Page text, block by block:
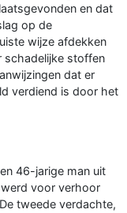
en dat
op de
wijze afdekken
schadelijke stoffen
dat er
verdiend is door het
46-jarige man uit
voor verhoor
tweede verdachte,